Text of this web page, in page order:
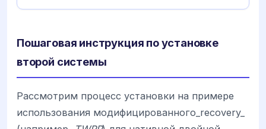
Пошаговая инструкция по установке
второй системы
Рассмотрим процесс установки на примере
использования модифицированного_recovery_